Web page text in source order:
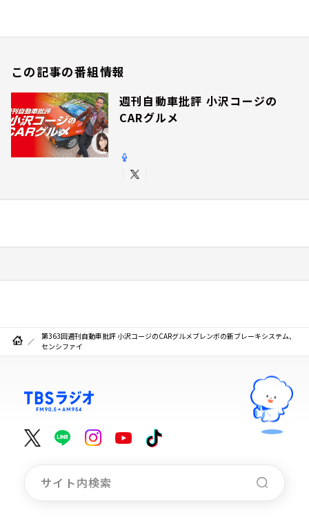
この記事の番組情報
週刊自動車批評 小沢コージの
CARグルメ
第363回週刊自動車批評 小沢コージのCARグルメブレンボの新ブレーキシステム、
センシファイ